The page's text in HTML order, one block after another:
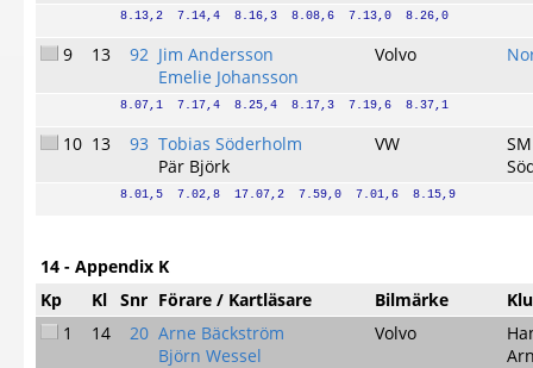
8.13,2  7.14,4  8.16,3  8.08,6  7.13,0  8.26,0
9 13 92 Jim Andersson
Emelie Johansson
Volvo
8.07,1  7.17,4  8.25,4  8.17,3  7.19,6  8.37,1
10 13 93 Tobias Söderholm
Pär Björk
VW
8.01,5  7.02,8  17.07,2  7.59,0  7.01,6  8.15,9
14 - Appendix K
Kp
Kl Snr Förare / Kartläsare Bilmärke
1
14 20 Arne Bäckström
Björn Wessel
Volvo